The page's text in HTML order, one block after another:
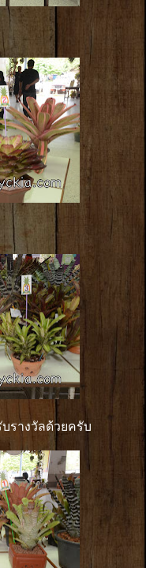
รางวัลด้วยครับ